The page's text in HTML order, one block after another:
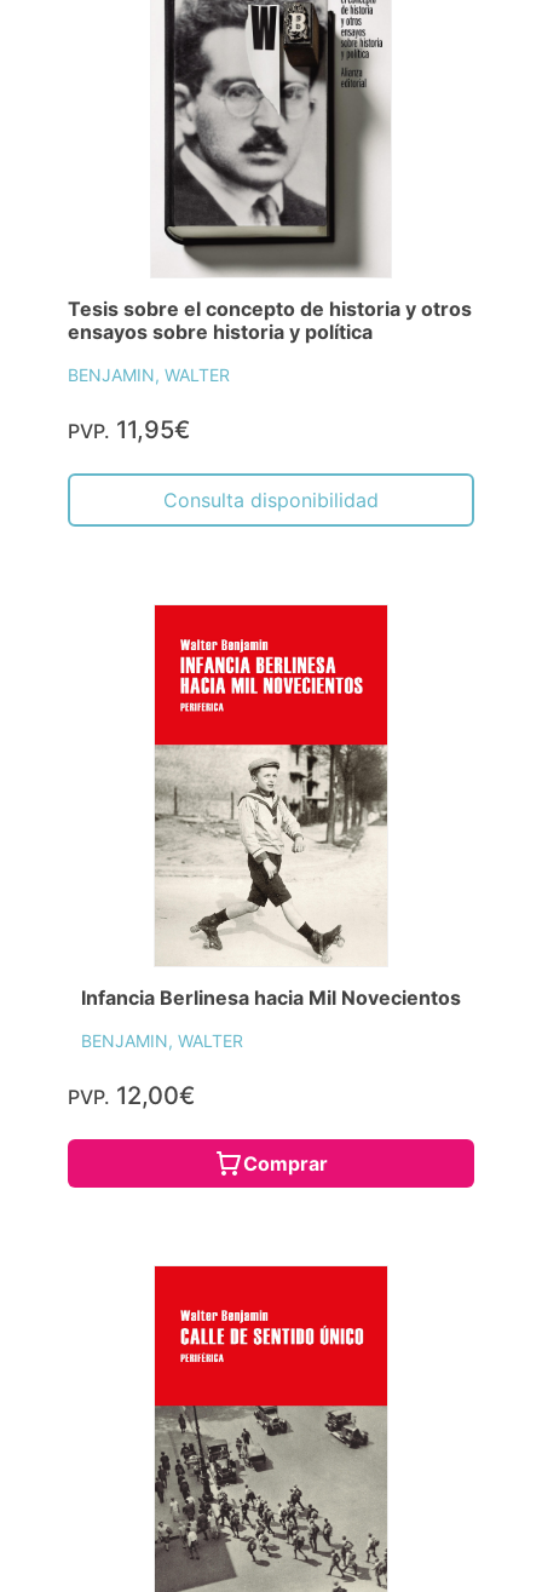
Tesis sobre el concepto de historia y otros
ensayos sobre historia y política
BENJAMIN, WALTER
PVP. 11,95€
Consulta disponibilidad
Infancia Berlinesa hacia Mil Novecientos
BENJAMIN, WALTER
PVP. 12,00€
Comprar